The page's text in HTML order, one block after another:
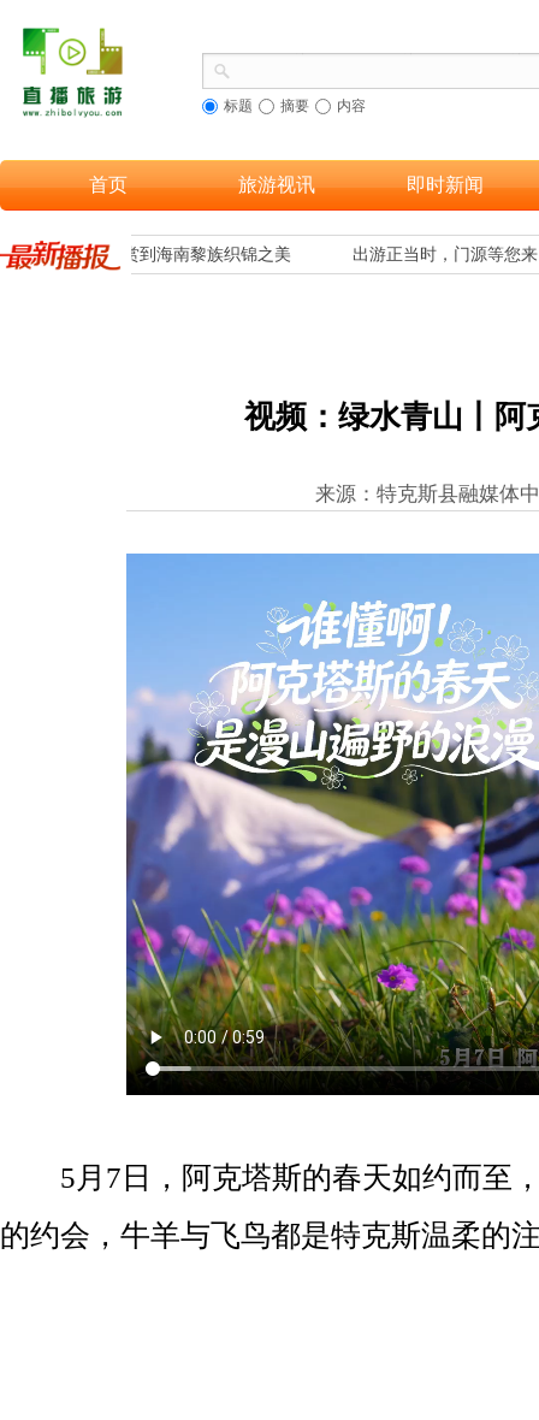
标题 摘要 内容
首页 旅游视讯 即时新闻
让更多游客欣赏到海南黎族织锦之美 出游正当时，门源等您来！
视频：绿水青山丨阿
来源：特克斯县融媒体
5月7日，阿克塔斯的春天如约而至，
的约会，牛羊与飞鸟都是特克斯温柔的